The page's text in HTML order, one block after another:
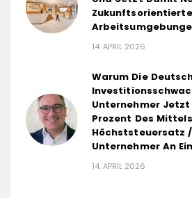
Zukunftsorientierte
14. APRIL 2026
Warum Die
Unternehmer Jetzt
Prozent Des
Höchststeuersatz
Unternehmer An
14. APRIL 2026